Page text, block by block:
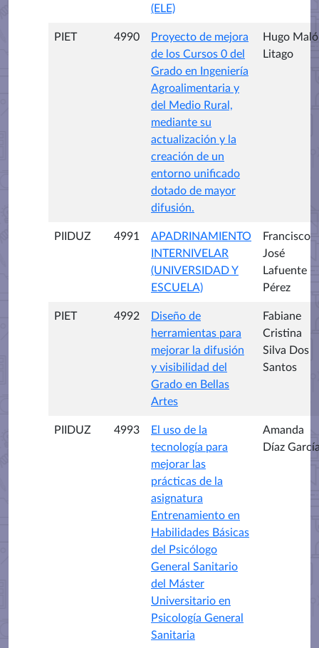
(ELE)
PIET 4990
Proyecto de mejora
de los Cursos 0 del
Grado en Ingeniería
Agroalimentaria y
del Medio Rural,
mediante su
actualización y la
creación de un
entorno unificado
dotado de mayor
difusión.
Hugo
Litago
PIIDUZ 4991
APADRINAMIENTO
INTERNIVELAR
(UNIVERSIDAD Y
ESCUELA)
Francisco
José
Lafuente
Pérez
PIET 4992
Diseño de
herramientas para
mejorar la difusión
y visibilidad del
Grado en Bellas
Artes
Fabiane
Cristina
Silva Dos
Santos
PIIDUZ 4993
El uso de la
tecnología para
mejorar las
prácticas de la
asignatura
Entrenamiento en
Habilidades Básicas
del Psicólogo
General Sanitario
del Máster
Universitario en
Psicología General
Sanitaria
Amanda
Díaz